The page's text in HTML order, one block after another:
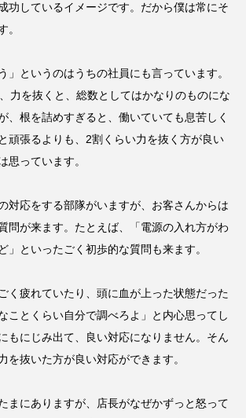
功しているイメージです。だから僕は常にそ
。
」というのはうちの社員にも言っています。
力を抜くと、総数としてはかなりのものにな
、根を詰めすぎると、働いていても息苦しく
頑張るよりも、2割くらい力を抜く方が良い
思っています。
対応をする部隊がいますが、お客さんからは
問が来ます。たとえば、「電源の入れ方がわ
」といったごく初歩的な質問も来ます。
く疲れていたり、頭に血が上った状態だった
ことくらい自分で調べろよ」と内心思ってし
もにじみ出て、良い対応になりません。そん
を抜いた方が良い対応ができます。
まにありますが、店長がなぜかずっと怒って